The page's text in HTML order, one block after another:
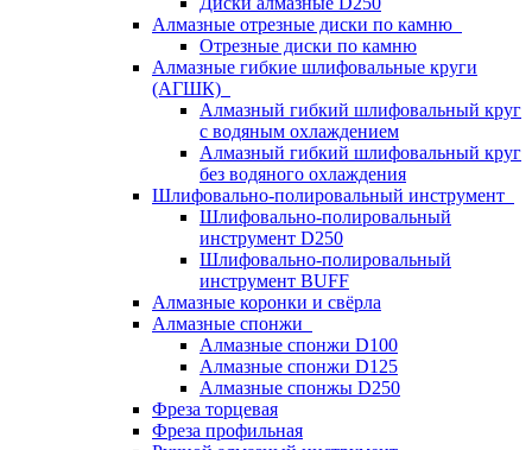
Алмазные отрезные диски по камню
Отрезные диски по камню
Алмазные гибкие шлифовальные круги
(АГШК)
Алмазный гибкий шлифовальный круг
с водяным охлаждением
Алмазный гибкий шлифовальный круг
без водяного охлаждения
Шлифовально-полировальный инструмент
Шлифовально-полировальный
инструмент D250
Шлифовально-полировальный
инструмент BUFF
Алмазные коронки и свёрла
Алмазные спонжи
Алмазные спонжи D100
Алмазные спонжи D125
Алмазные спонжы D250
Фреза торцевая
Фреза профильная